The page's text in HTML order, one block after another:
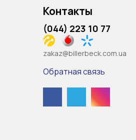
Контакты
(044) 223 10 77
zakaz@billerbeck.com.ua
Обратная связь